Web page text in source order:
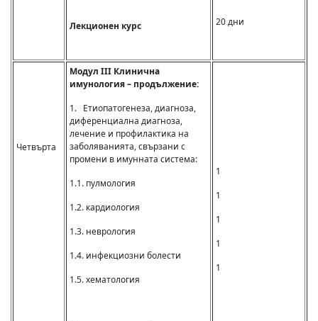
Лекционен курс 20 дни
Четвърта
Модул III Клинична
имунология – продължение:
1. Етиопатогенеза, диагноза,
диференциална диагноза,
лечение и профилактика на
заболяванията, свързани с
промени в имунната система:
1.1. пулмология
1.2. кардиология
1.3. неврология
1.4. инфекциозни болести
1.5. хематология
1
1
1
1
1